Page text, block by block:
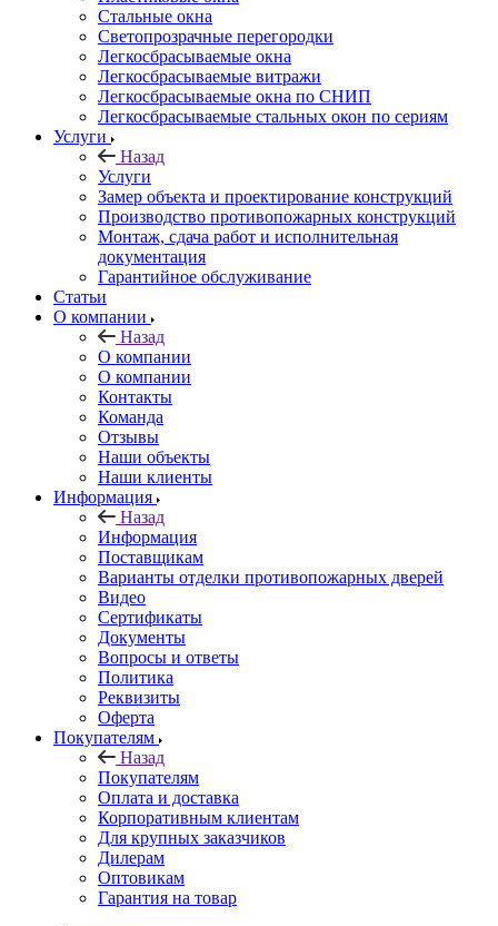
Стальные окна
Светопрозрачные перегородки
Легкосбрасываемые окна
Легкосбрасываемые витражи
Легкосбрасываемые окна по СНИП
Легкосбрасываемые стальных окон по сериям
Услуги
Назад
Услуги
Замер объекта и проектирование конструкций
Производство противопожарных конструкций
Монтаж, сдача работ и исполнительная
документация
Гарантийное обслуживание
Статьи
О компании
Назад
О компании
О компании
Контакты
Команда
Отзывы
Наши объекты
Наши клиенты
Информация
Назад
Информация
Поставщикам
Варианты отделки противопожарных дверей
Видео
Сертификаты
Документы
Вопросы и ответы
Политика
Реквизиты
Оферта
Покупателям
Назад
Покупателям
Оплата и доставка
Корпоративным клиентам
Для крупных заказчиков
Дилерам
Оптовикам
Гарантия на товар